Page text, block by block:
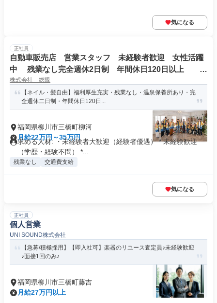
気になる
正社員
自動車販売店 営業スタッフ 未経験者歓迎 女性活躍
中 残業なし完全週休2日制 年間休日120日以上 温
泉保養所あり
株式会社 総販
【ネイル・髪自由】福利厚生充実・残業なし・温泉保養所あり・完
全週休二日制・年間休日120日...
福岡県柳川市三橋町柳河
月給22万円～35万円
求める人材: ・未経験者大歓迎（経験者優遇） * 未経験歓迎
（学歴・経験不問） *...
残業なし 交通費支給
気になる
正社員
個人営業
UNI SOUND株式会社
【急募/積極採用】【即入社可】楽器のリユース査定員♪未経験歓迎
♪面接1回のみ♪
福岡県柳川市三橋町藤吉
月給27万円以上